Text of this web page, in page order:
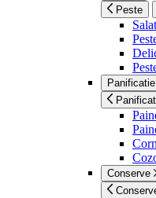
Peste
Conserve